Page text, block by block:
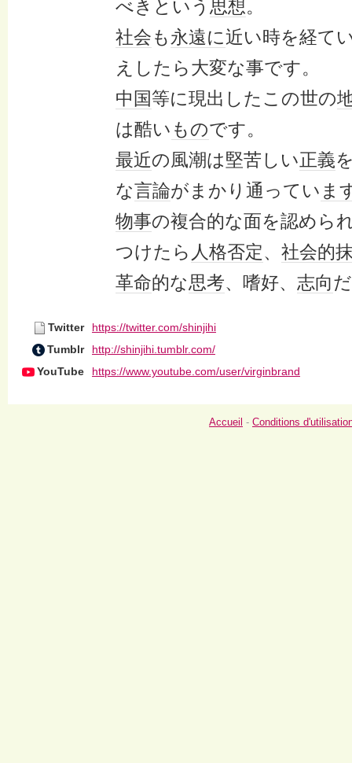
べきという 思想。
社会も永遠に近い時を経て
えしたら大変な事です。
中国等に現出したこの世の
は酷い ものです。
最近の風潮は堅苦しい正義
な言論がまかり通ってい ま
物事の複合的な面を認めら
つけたら 人格否定、 社会的
革命的な思考、嗜好、 志向
Twitter
https://twitter.com/shinjihi
Tumblr
http://shinjihi.tumblr.com/
YouTube
https://www.youtube.com/user/virginbrand
Accueil - Conditions